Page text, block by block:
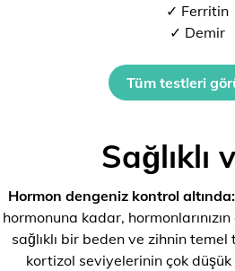
✓ Ferritin
✓ Demir
Tüm testleri
Sağlıklı
Hormon dengeniz kontrol altında:
hormonuna kadar,
sağlıklı bir beden ve zihnin
kortizol seviyelerinin çok